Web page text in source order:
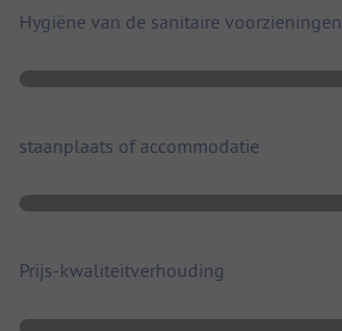
Hygiëne van de sanitaire voorzieningen
staanplaats of accommodatie
Prijs-kwaliteitverhouding